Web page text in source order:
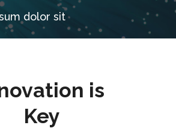
dolor sit
is
Key